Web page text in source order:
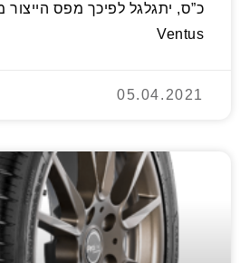
כ”ס, יתגלגל לפיכך מפס הייצור
Ventus
05.04.2021